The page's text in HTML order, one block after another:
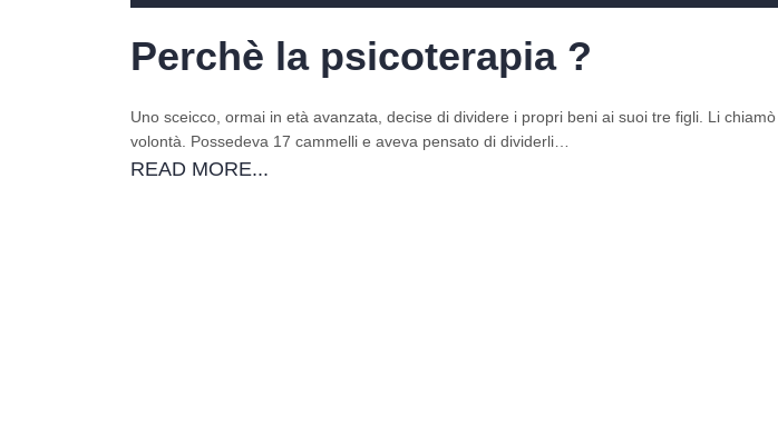
Perchè la
Uno sceicco, ormai in età avanzata, decise di dividere i propri beni ai suoi tre figli. Li
volontà. Possedeva 17 cammelli e aveva pensato di dividerli…
READ MORE...